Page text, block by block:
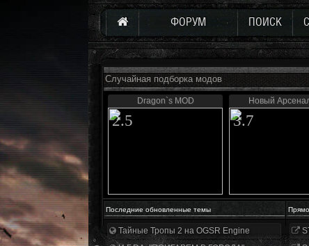
ФОРУМ ПОИСК
Случайная подборка модов
Dragon`s MOD
2.5
Новый
3.7
Последние обновленные темы
Тайные Тропы 2 на OGSR Engine